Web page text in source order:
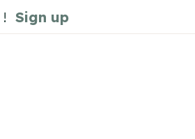
Sign up